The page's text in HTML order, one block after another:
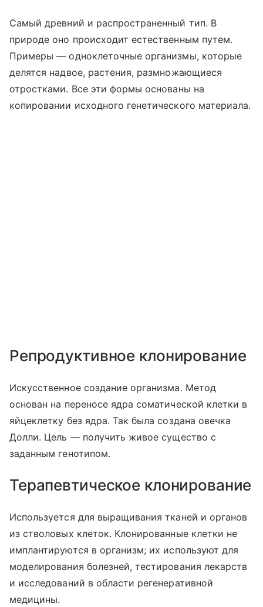
Самый древний и распространенный тип. В
природе оно происходит естественным путем.
Примеры — одноклеточные организмы, которые
делятся надвое, растения, размножающиеся
отростками. Все эти формы основаны на
копировании исходного генетического материала.
Репродуктивное клонирование
Искусственное создание организма. Метод
основан на переносе ядра соматической клетки в
яйцеклетку без ядра. Так была создана овечка
Долли. Цель — получить живое существо с
заданным генотипом.
Терапевтическое клонирование
Используется для выращивания тканей и органов
из стволовых клеток. Клонированные клетки не
имплантируются в организм; их используют для
моделирования болезней, тестирования лекарств
и исследований в области регенеративной
медицины.